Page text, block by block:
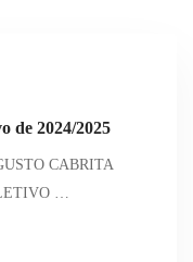
de 2024/2025
CABRITA
…